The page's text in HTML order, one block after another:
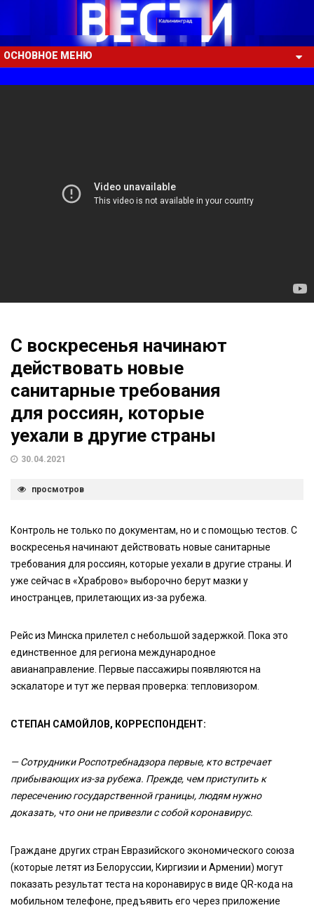
ОСНОВНОЕ МЕНЮ
С воскресенья начинают
действовать новые
санитарные требования
для россиян, которые
уехали в другие страны
30.04.2021
просмотров
Контроль не только по документам, но и с помощью тестов. С
воскресенья начинают действовать новые санитарные
требования для россиян, которые уехали в другие страны. И
уже сейчас в «Храброво» выборочно берут мазки у
иностранцев, прилетающих из-за рубежа.
Рейс из Минска прилетел с небольшой задержкой. Пока это
единственное для региона международное
авианаправление. Первые пассажиры появляются на
эскалаторе и тут же первая проверка: тепловизором.
СТЕПАН САМОЙЛОВ, КОРРЕСПОНДЕНТ:
— Сотрудники Роспотребнадзора первые, кто встречает
прибывающих из-за рубежа. Прежде, чем приступить к
пересечению государственной границы, людям нужно
доказать, что они не привезли с собой коронавирус.
Граждане других стран Евразийского экономического союза
(которые летят из Белоруссии, Киргизии и Армении) могут
показать результат теста на коронавирус в виде QR-кода на
мобильном телефоне, предъявить его через приложение